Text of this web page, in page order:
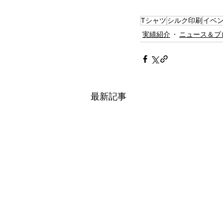
Tシャツ シルク印刷 イベ
実績紹介
ニュース＆ブ
最新記事